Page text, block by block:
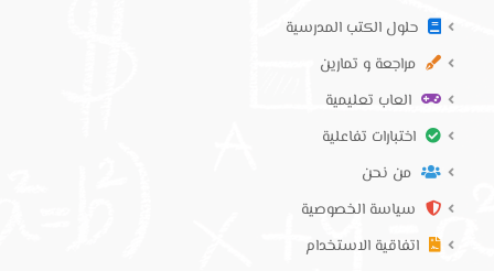
حلول الكتب المدرسية
مراجعة و تمارين
العاب تعليمية
اختبارات تفاعلية
من نحن
سياسة الخصوصية
اتفاقية الاستخدام